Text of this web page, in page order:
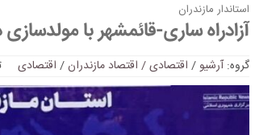
استاندار مازندران
آزادراه ساری-قائمشهر با
گروه:آرشیو/ اقتصادی / اقتصاد مازندران/ اقتصادی